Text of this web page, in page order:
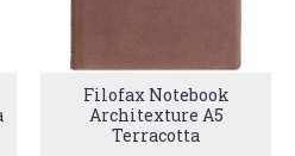
Filofax Notebook
Architexture A5
Terracotta